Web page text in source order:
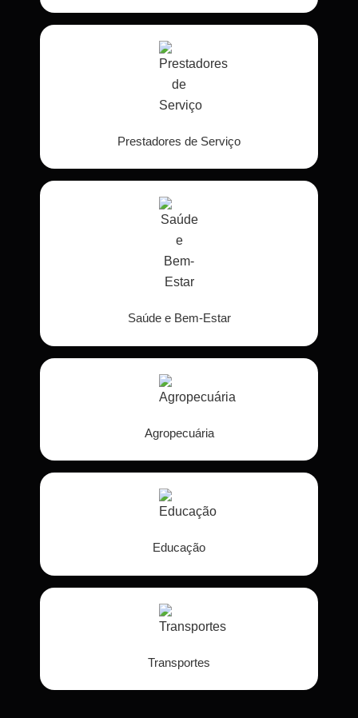
Prestadores de Serviço
Saúde e Bem-Estar
Agropecuária
Educação
Transportes